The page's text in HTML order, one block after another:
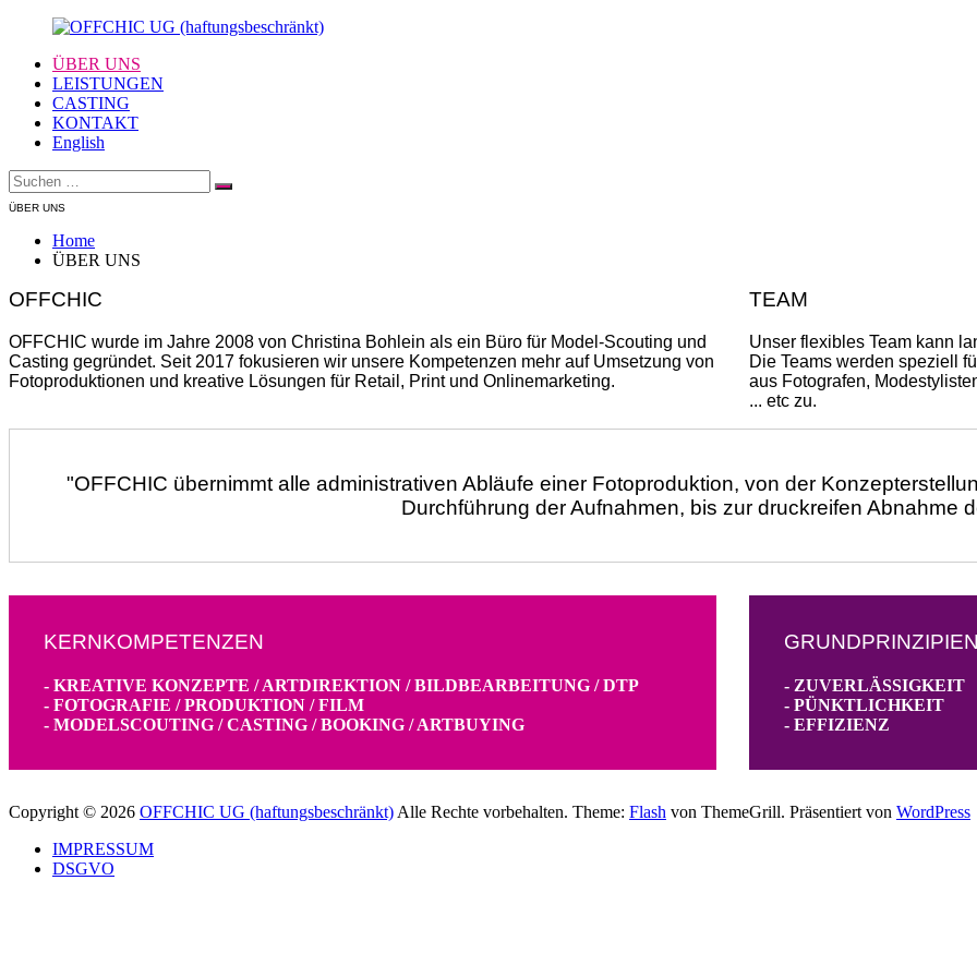
springen
OFFCHIC
(haftungsbeschränkt)
Agentur
Scouting
–
Creative
Modelcasting
ÜBER UNS
LEISTUNGEN
CASTING
KONTAKT
English
Suche
nach:
Suchen
ÜBER UNS
Home
ÜBER UNS
OFFCHIC
OFFCHIC wurde im Jahre 2008 von Christina Bohlein als ein Büro für Model-Scouting und
Casting gegründet. Seit 2017 fokusieren wir unsere Kompetenzen mehr auf Umsetzung von
Fotoproduktionen und kreative Lösungen für Retail, Print und Onlinemarketing.
TEAM
Unser flexibles Team kann
Die Teams werden speziell
aus Fotografen,
... etc zu.
"OFFCHIC übernimmt alle administrativen Abläufe einer Fotoproduktion, von der
Durchführung der Aufnahmen, bis zur druckreifen Abnahme
KERNKOMPETENZEN
- KREATIVE KONZEPTE / ARTDIREKTION / BILDBEARBEITUNG / DTP
- FOTOGRAFIE / PRODUKTION / FILM
- MODELSCOUTING / CASTING / BOOKING / ARTBUYING
GRUNDPRINZIPIEN
- ZUVERLÄSSIGKEIT
- PÜNKTLICHKEIT
- EFFIZIENZ
Copyright © 2026 OFFCHIC UG (haftungsbeschränkt)Alle Rechte vorbehalten. Theme: Flash von ThemeGrill. Präsentiert von WordPress
IMPRESSUM
DSGVO